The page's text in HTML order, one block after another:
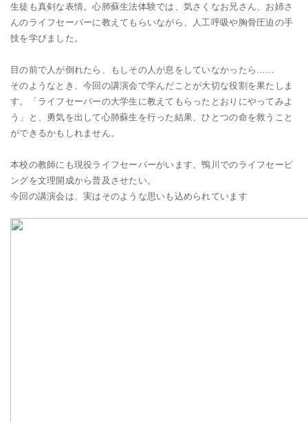
生徒も真剣な表情。心肺蘇生法体験では、気さくなお兄さん、お姉さ
んのライフセーバーに教えてもらいながら、人工呼吸や胸骨圧迫の手
技を学びました。
目の前で人が倒れたら、もしその人が息をしていなかったら……
そのようなとき、今回の講演会で学んだことが大切な役割を果たしま
す。「ライフセーバーの大学生に教えてもらったとおりにやってみよ
う」と、勇気を出して心肺蘇生を行った結果、ひとつの命を救うこと
ができるかもしれません。
本校の教師にも現役ライフセーバーがいます。鴨川でのライフセービ
ングを文理開成から普及させたい。
今回の講演会は、実はそのような思いも込められています